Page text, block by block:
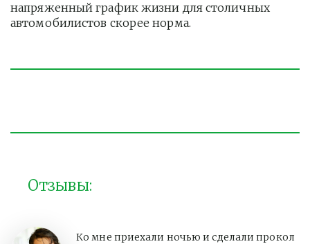
напряженный график жизни для столичных
автомобилистов скорее норма.
Отзывы:
Ко мне приехали ночью и сделали прокол